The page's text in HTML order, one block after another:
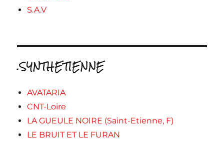
S.A.V
.SYNTHETIENNE
AVATARIA
CNT-Loire
LA GUEULE NOIRE (Saint-Etienne, F)
LE BRUIT ET LE FURAN